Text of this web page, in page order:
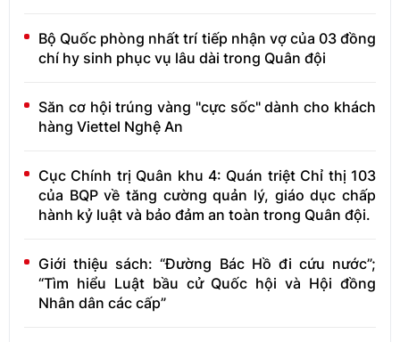
Bộ Quốc phòng nhất trí tiếp nhận vợ của 03 đồng
chí hy sinh phục vụ lâu dài trong Quân đội
Săn cơ hội trúng vàng "cực sốc" dành cho khách
hàng Viettel Nghệ An
Cục Chính trị Quân khu 4: Quán triệt Chỉ thị 103
của BQP về tăng cường quản lý, giáo dục chấp
hành kỷ luật và bảo đảm an toàn trong Quân đội.
Giới thiệu sách: “Đường Bác Hồ đi cứu nước”;
“Tìm hiểu Luật bầu cử Quốc hội và Hội đồng
Nhân dân các cấp”